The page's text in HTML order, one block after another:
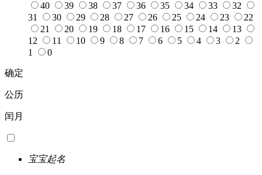
40
39 38 37 36 35 34 33
32
31
30 29 28 27 26 25 24 23
22
21
20 19 18 17 16 15 14
13
12
11 10 9 8 7 6 5 4 3
2
1
0
确定
公历
闰月
宝宝起名